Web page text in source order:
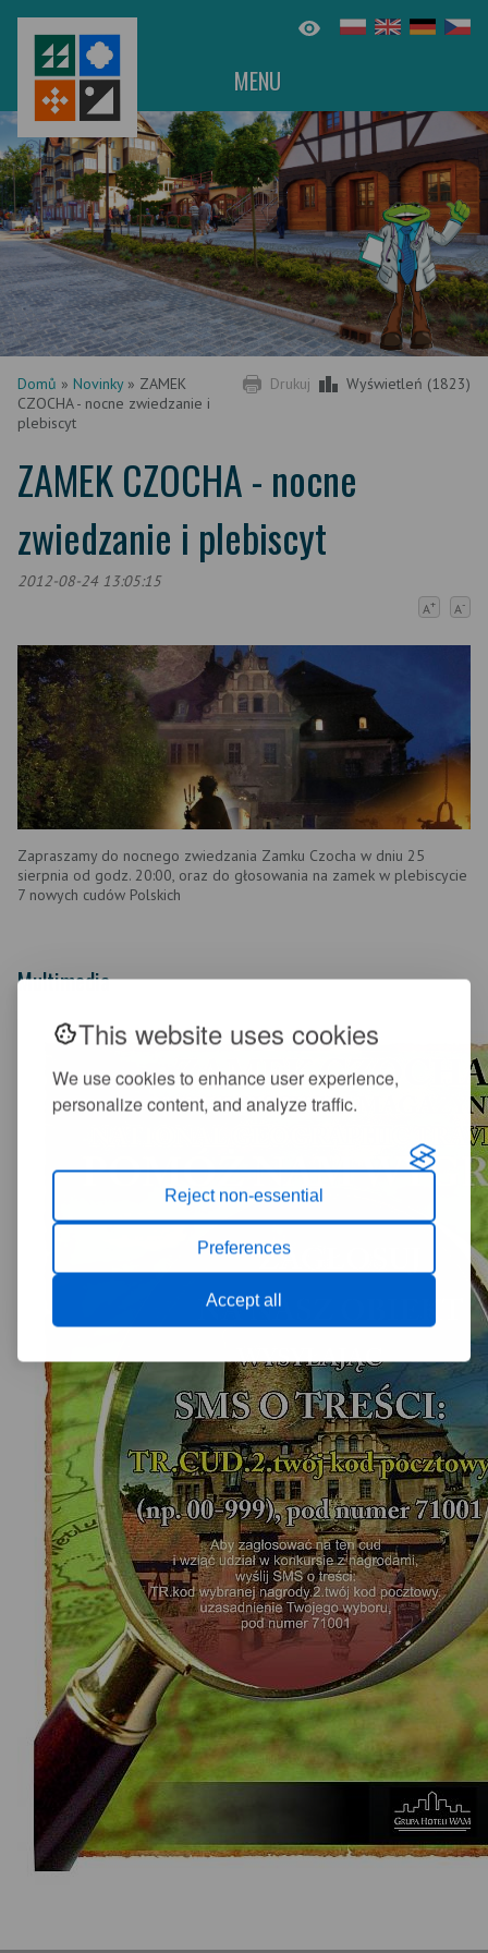
This website uses cookies
We use cookies to enhance user experience,
personalize content, and analyze traffic.
Reject non-essential
Preferences
Accept all
MENU
Drukuj Wyświetleń (1823)
Domů » Novinky» ZAMEK
CZOCHA - nocne zwiedzanie i
plebiscyt
ZAMEK CZOCHA - nocne
zwiedzanie i plebiscyt
2012-08-24 13:05:15
A+ A-
Zapraszamy do nocnego zwiedzania Zamku Czocha w dniu 25
sierpnia od godz. 20:00, oraz do głosowania na zamek w plebiscycie
7 nowych cudów Polskich
Multimedia